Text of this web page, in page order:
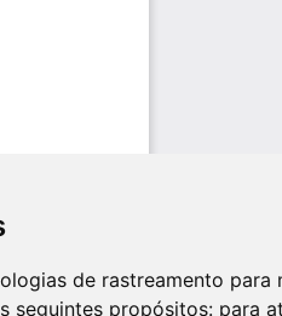
de rastreamento para
seguintes propósitos: para